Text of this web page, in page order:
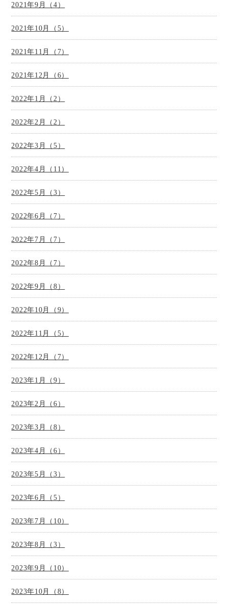
2021年9月（4）
2021年10月（5）
2021年11月（7）
2021年12月（6）
2022年1月（2）
2022年2月（2）
2022年3月（5）
2022年4月（11）
2022年5月（3）
2022年6月（7）
2022年7月（7）
2022年8月（7）
2022年9月（8）
2022年10月（9）
2022年11月（5）
2022年12月（7）
2023年1月（9）
2023年2月（6）
2023年3月（8）
2023年4月（6）
2023年5月（3）
2023年6月（5）
2023年7月（10）
2023年8月（3）
2023年9月（10）
2023年10月（8）